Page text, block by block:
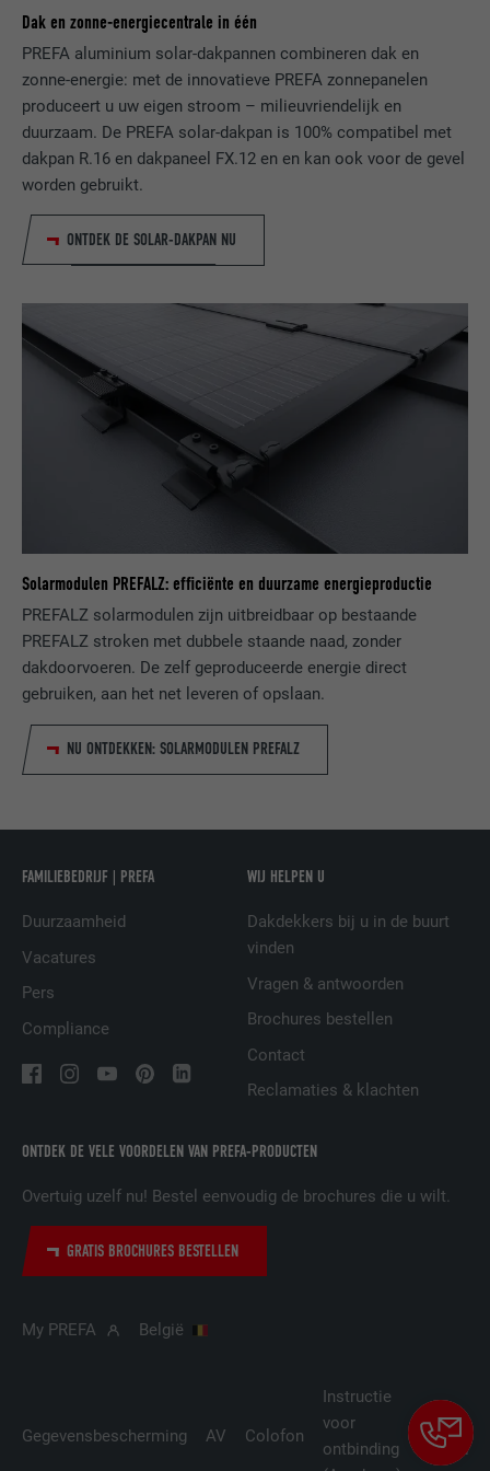
Dak en zonne-energiecentrale in één
PREFA aluminium solar-dakpannen combineren dak en
zonne-energie: met de innovatieve PREFA zonnepanelen
produceert u uw eigen stroom – milieuvriendelijk en
duurzaam. De PREFA solar-dakpan is 100% compatibel met
dakpan R.16 en dakpaneel FX.12 en en kan ook voor de gevel
worden gebruikt.
ONTDEK DE SOLAR-DAKPAN NU
Solarmodulen PREFALZ: efficiënte en duurzame energieproductie
PREFALZ solarmodulen zijn uitbreidbaar op bestaande
PREFALZ stroken met dubbele staande naad, zonder
dakdoorvoeren. De zelf geproduceerde energie direct
gebruiken, aan het net leveren of opslaan.
NU ONTDEKKEN: SOLARMODULEN PREFALZ
ONTDEK DE VELE VOORDELEN VAN PREFA-PRODUCTEN
Overtuig uzelf nu! Bestel eenvoudig de brochures die u wilt.
GRATIS BROCHURES BESTELLEN
FAMILIEBEDRIJF | PREFA
Duurzaamheid
Vacatures
Pers
Compliance
WIJ HELPEN U
Dakdekkers bij u in de buurt
vinden
Vragen & antwoorden
Brochures bestellen
Contact
Reclamaties & klachten
My PREFA België
Gegevensbescherming AV Colofon
Instructie
voor
ontbinding
Cookie-
AANBIEDER Google Universal Analytics
VERVALTIJD
DOEL
Registreert een eenduidige ID, die gebruikt
wordt om statistische gegevens te
website door de bezoeker.
AANBIEDER
VERVALTIJD
Wordt bij wijze van test geplaatst om te
controleren of de browser het plaatsen
van cookies toestaat. Bevat geen
identificatiekenmerken.
moet zijn.
NAAM lang
AANBIEDER ads.linkedin.com
DOEL
NAAM
AANBIEDER LinkedIn
Sessie
Ingesteld door LinkedIn wanneer een
website een ingebed "Volg ons"-venster
NAAM bcookie
AANBIEDER LinkedIn
VERVALTIJD 2 jaar
Gebruikt door de socialnetworking-dienst
VERVALTIJD
DOEL
LinkedIn voor het volgen van het gebruik
van ingebedde diensten.
VERVALTIJD 29 dagen
websites te volgen, om op basis van de